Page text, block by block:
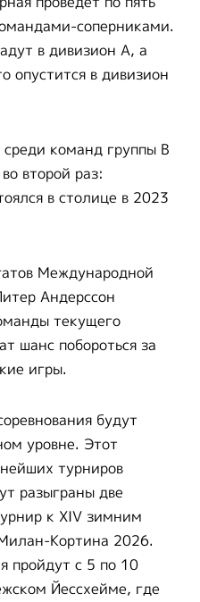
соперниками.
в дивизион А, а
опустится в дивизион
команд группы В
второй раз:
в столице в 2023
Международной
Андерссон
текущего
шанс побороться за
игры.
будут
уровне. Этот
турниров
разыграны две
к XIV зимним
Кортина 2026.
пройдут с 5 по 10
Йессхейме, где